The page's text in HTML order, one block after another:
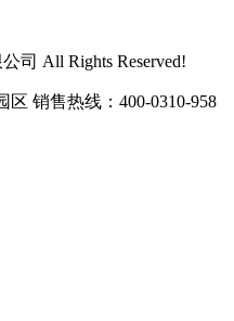
司 All Rights Reserved!
销售热线：400-0310-958